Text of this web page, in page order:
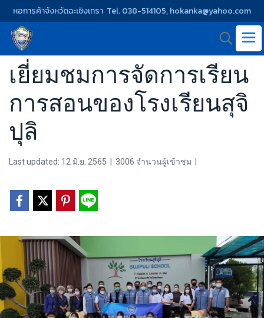
หอการค้าจังหวัดฉะเชิงเทรา Tel. 038-514105, hokanka@yahoo.com
เยี่ยมชมการจัดการเรียน
การสอนของโรงเรียนสุจิ
ปุลิ
Last updated: 12 มิ.ย. 2565 3006 จำนวนผู้เข้าชม